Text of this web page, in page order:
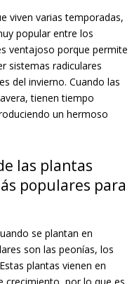
viven varias temporadas,
popular entre los
ventajoso porque permite
sistemas radiculares
del invierno. Cuando las
tienen tiempo
un hermoso
las plantas
populares para
se plantan en
son las peonías, los
plantas vienen en